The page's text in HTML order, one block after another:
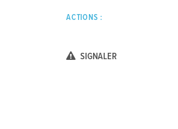
ACTIONS :
SIGNALER